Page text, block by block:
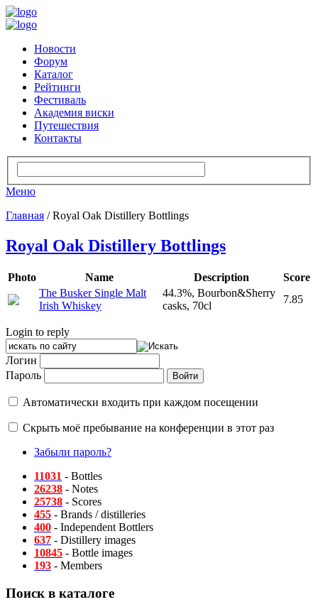
Новости
Форум
Каталог
Рейтинги
Фестиваль
Академия виски
Путешествия
Контакты
Меню
Главная / Royal Oak Distillery Bottlings
Royal Oak Distillery Bottlings
Photo Name Description
Score
The Busker Single Malt
Irish Whiskey
44.3%, Bourbon&Sherry
casks, 70cl
7.85
Login to reply
Логин
Пароль
Автоматически входить при каждом посещении
Скрыть моё пребывание на конференции в этот раз
Забыли пароль?
11031 - Bottles
26238 - Notes
25738 - Scores
455 - Brands / distilleries
400 - Independent Bottlers
637 - Distillery images
10845 - Bottle images
193 - Members
Поиск в каталоге